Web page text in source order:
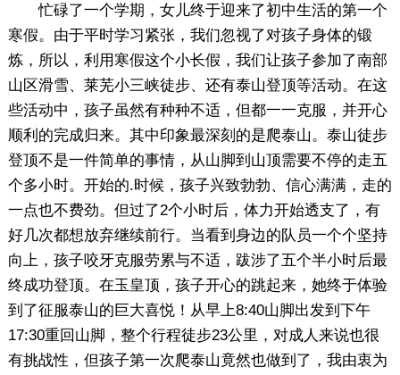
忙碌了一个学期，女儿终于迎来了初中生活的第一个
寒假。由于平时学习紧张，我们忽视了对孩子身体的锻
炼，所以，利用寒假这个小长假，我们让孩子参加了南部
山区滑雪、莱芜小三峡徒步、还有泰山登顶等活动。在这
些活动中，孩子虽然有种种不适，但都一一克服，并开心
顺利的完成归来。其中印象最深刻的是爬泰山。泰山徒步
登顶不是一件简单的事情，从山脚到山顶需要不停的走五
个多小时。开始的.时候，孩子兴致勃勃、信心满满，走的
一点也不费劲。但过了2个小时后，体力开始透支了，有
好几次都想放弃继续前行。当看到身边的队员一个个坚持
向上，孩子咬牙克服劳累与不适，跋涉了五个半小时后最
终成功登顶。在玉皇顶，孩子开心的跳起来，她终于体验
到了征服泰山的巨大喜悦！从早上8:40山脚出发到下午
17:30重回山脚，整个行程徒步23公里，对成人来说也很
有挑战性，但孩子第一次爬泰山竟然也做到了，我由衷为